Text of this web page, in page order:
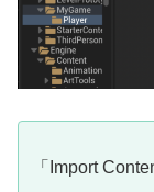
「Import